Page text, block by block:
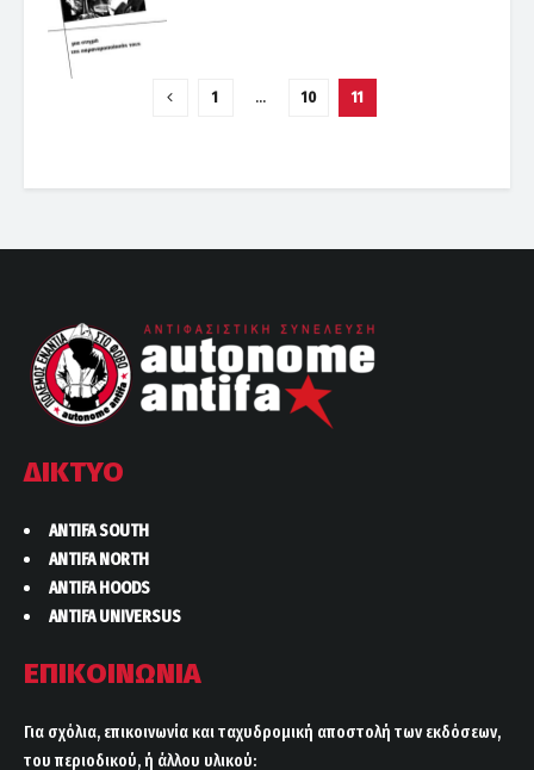
1 … 10 11
ΔΙΚΤΥΟ
ANTIFA SOUTH
ANTIFA NORTH
ANTIFA HOODS
ANTIFA UNIVERSUS
ΕΠΙΚΟΙΝΩΝΙΑ
Για σχόλια, επικοινωνία και ταχυδρομική αποστολή των εκδόσεων,
του περιοδικού, ή άλλου υλικού: